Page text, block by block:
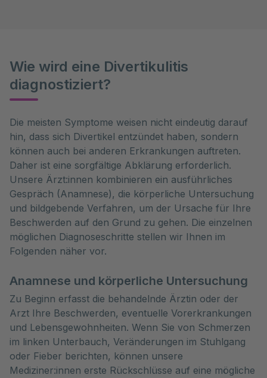
Wie wird eine Divertikulitis
diagnostiziert?
Die meisten Symptome weisen nicht eindeutig darauf
hin, dass sich Divertikel entzündet haben, sondern
können auch bei anderen Erkrankungen auftreten.
Daher ist eine sorgfältige Abklärung erforderlich.
Unsere Ärzt:innen kombinieren ein ausführliches
Gespräch (Anamnese), die körperliche Untersuchung
und bildgebende Verfahren, um der Ursache für Ihre
Beschwerden auf den Grund zu gehen. Die einzelnen
möglichen Diagnoseschritte stellen wir Ihnen im
Folgenden näher vor.
Anamnese und körperliche Untersuchung
Zu Beginn erfasst die behandelnde Ärztin oder der
Arzt Ihre Beschwerden, eventuelle Vorerkrankungen
und Lebensgewohnheiten. Wenn Sie von Schmerzen
im linken Unterbauch, Veränderungen im Stuhlgang
oder Fieber berichten, können unsere
Mediziner:innen erste Rückschlüsse auf eine mögliche